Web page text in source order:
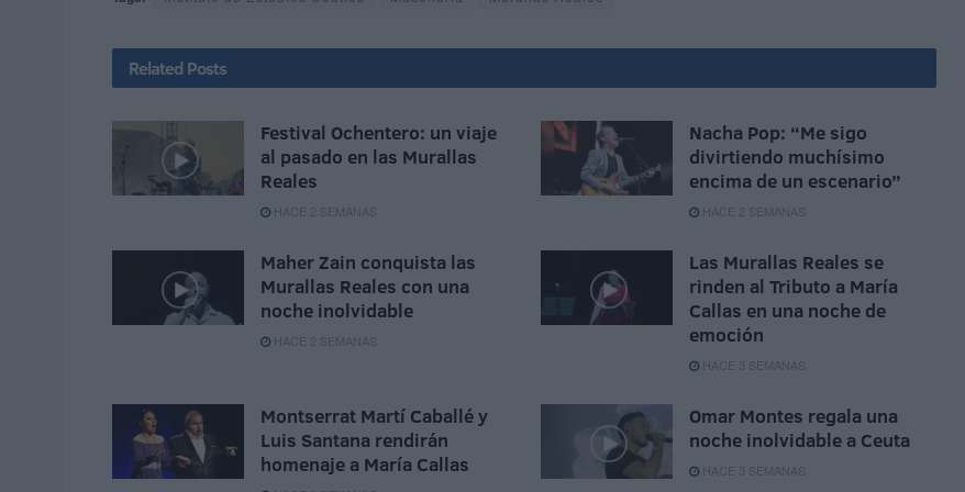
Related Posts
Festival Ochentero: un viaje
al pasado en las Murallas
Reales
HACE 2 SEMANAS
Nacha Pop: “Me sigo
divirtiendo muchísimo
encima de un escenario”
HACE 2 SEMANAS
Maher Zain conquista las
Murallas Reales con una
noche inolvidable
HACE 2 SEMANAS
Las Murallas Reales se
rinden al Tributo a María
Callas en una noche de
emoción
HACE 3 SEMANAS
Montserrat Martí Caballé y
Luis Santana rendirán
homenaje a María Callas
Omar Montes regala una
noche inolvidable a Ceuta
HACE 3 SEMANAS